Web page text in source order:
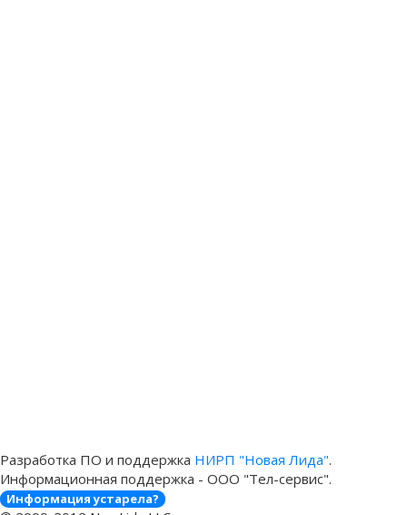
Разработка ПО и поддержка НИРП "Новая Лида".
Информационная поддержка - ООО "Тел-сервис".
Информация устарела?